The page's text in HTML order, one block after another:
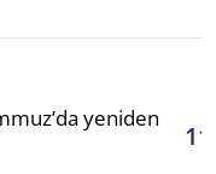
yeniden